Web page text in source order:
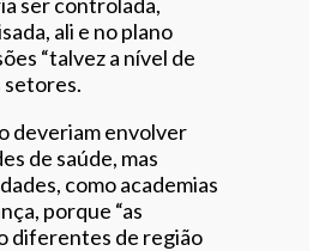
ali e no plano
“talvez a nível de
setores.
deveriam envolver
de saúde, mas
como academias
porque “as
diferentes de região